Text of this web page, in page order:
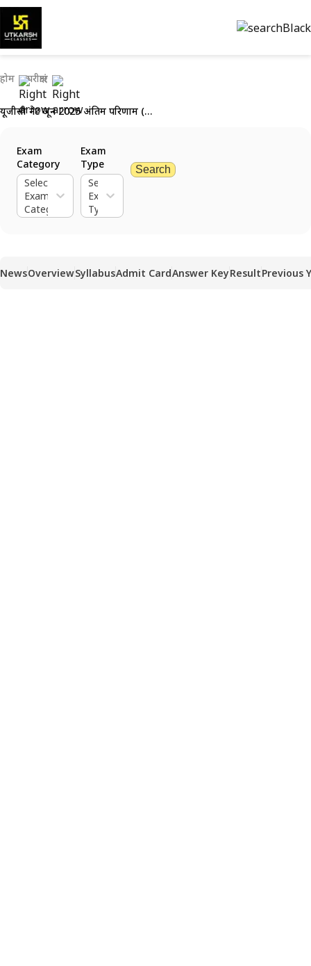
होम परीक्षाएं
यूजीसी नेट जून 2025 अंतिम परिणाम (जारी): अंतिम उत्तर कुंजी व कट-ऑफ देखें
Exam
Category
Select
Exam
Category
Exam
Type
Select
Exam
Type
Search
NewsOverviewSyllabusAdmit CardAnswer KeyResultPrevious